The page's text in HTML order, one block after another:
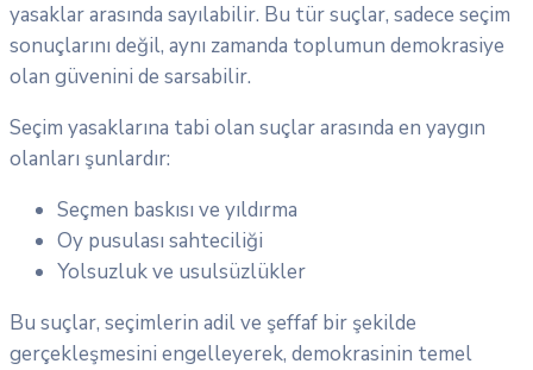
yasaklar arasında sayılabilir. Bu tür suçlar, sadece seçim
sonuçlarını değil, aynı zamanda toplumun demokrasiye
olan güvenini de sarsabilir.
Seçim yasaklarına tabi olan suçlar arasında en yaygın
olanları şunlardır:
Seçmen baskısı ve yıldırma
Oy pusulası sahteciliği
Yolsuzluk ve usulsüzlükler
Bu suçlar, seçimlerin adil ve şeffaf bir şekilde
gerçekleşmesini engelleyerek, demokrasinin temel